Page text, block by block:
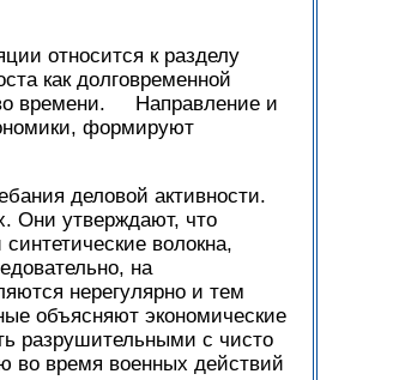
относится к разделу
как долговременной
во времени. Направление и
формируют
деловой активности.
Они утверждают, что
волокна,
на
нерегулярно и тем
объясняют экономические
разрушительными с чисто
во время военных действий